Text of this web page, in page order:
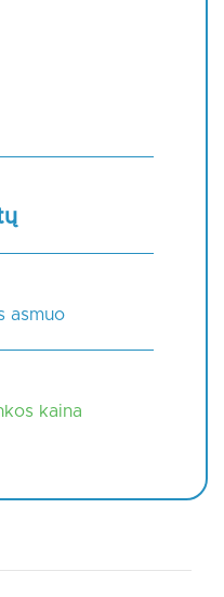
asmuo
kaina